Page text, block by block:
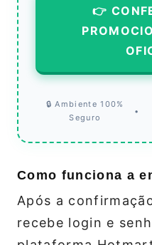
👉
🔒 Ambiente 100%
Seguro
•
Como funciona a
Após a
recebe login e